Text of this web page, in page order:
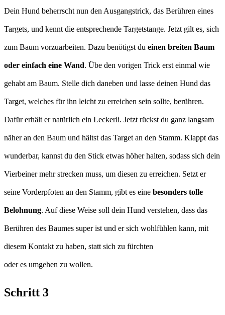
Dein Hund beherrscht nun den Ausgangstrick, das Berühren eines
Targets, und kennt die entsprechende Targetstange. Jetzt gilt es, sich
zum Baum vorzuarbeiten. Dazu benötigst du einen breiten Baum
oder einfach eine Wand. Übe den vorigen Trick erst einmal wie
gehabt am Baum. Stelle dich daneben und lasse deinen Hund das
Target, welches für ihn leicht zu erreichen sein sollte, berühren.
Dafür erhält er natürlich ein Leckerli. Jetzt rückst du ganz langsam
näher an den Baum und hältst das Target an den Stamm. Klappt das
wunderbar, kannst du den Stick etwas höher halten, sodass sich dein
Vierbeiner mehr strecken muss, um diesen zu erreichen. Setzt er
seine Vorderpfoten an den Stamm, gibt es eine besonders tolle
Belohnung. Auf diese Weise soll dein Hund verstehen, dass das
Berühren des Baumes super ist und er sich wohlfühlen kann, mit
diesem Kontakt zu haben, statt sich zu fürchten
oder es umgehen zu wollen.
Schritt 3